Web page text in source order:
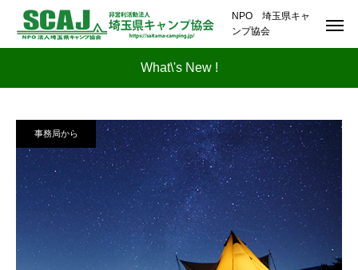
NPO 埼玉県キャ
ンプ協会
What\'s New !
事務局から